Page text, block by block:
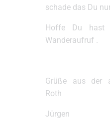
schade das Du
Hoffe Du
Wanderaufruf .
Grüße aus der
Roth
Jürgen